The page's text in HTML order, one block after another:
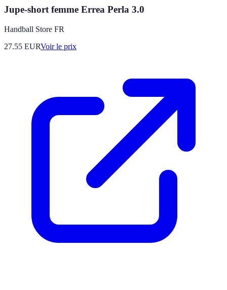
Jupe-short femme Errea Perla 3.0
Handball Store FR
27.55 EURVoir le prix